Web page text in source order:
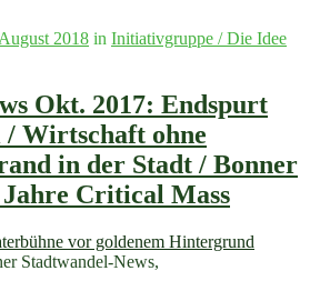
2018 in Initiativgruppe / Die Idee
Okt. 2017: Endspurt
Wirtschaft ohne
in der Stadt / Bonner
Critical Mass
Stadtwandel-News,